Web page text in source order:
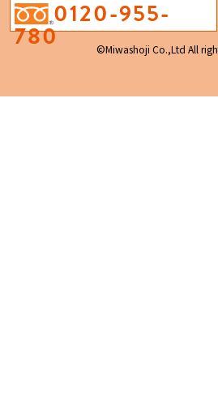
0120-955-
780 ©Miwashoji Co.,Ltd All